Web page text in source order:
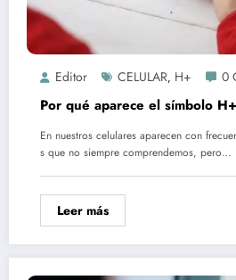
Editor CELULAR, H+ 0
Por qué aparece el símbolo
En nuestros celulares aparecen con
s que no siempre comprendemos, pero…
Leer más